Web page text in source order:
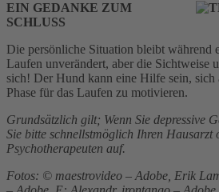
EIN GEDANKE ZUM
SCHLUSS
Die persönliche Situation bleibt während
Laufen unverändert, aber die Sichtweise
sich! Der Hund kann eine Hilfe sein, sich
Phase für das Laufen zu motivieren.
Grundsätzlich gilt; Wenn Sie depressive
Sie bitte schnellstmöglich Ihren Hausarzt
Psychotherapeuten auf.
Fotos: © maestrovideo – Adobe, Erik